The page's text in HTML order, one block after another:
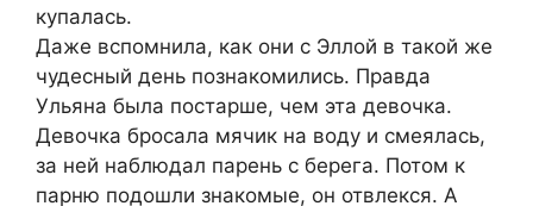
купалась.
Даже вспомнила, как они с Эллой в такой же
чудесный день познакомились. Правда
Ульяна была постарше, чем эта девочка.
Девочка бросала мячик на воду и смеялась,
за ней наблюдал парень с берега. Потом к
парню подошли знакомые, он отвлекся. А